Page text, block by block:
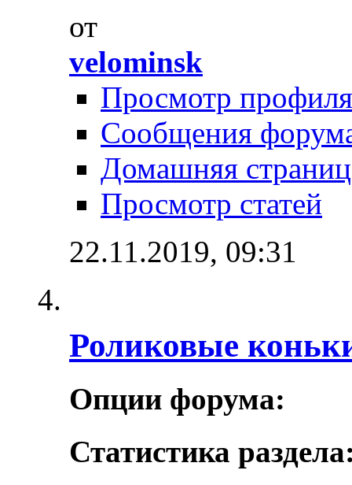
от
velominsk
Просмотр профиля
Сообщения
Домашняя
Просмотр статей
22.11.2019, 09:31
Роликовые
Опции форума:
Статистика